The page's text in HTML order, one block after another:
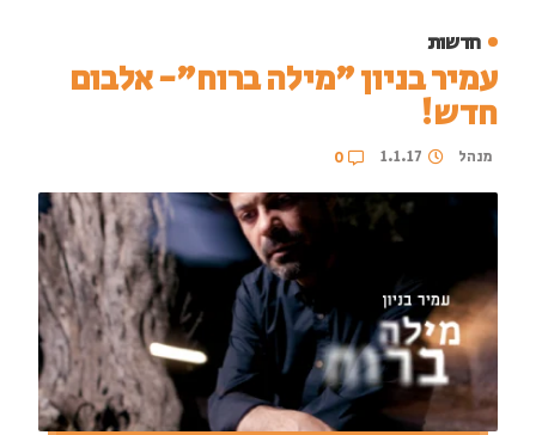
חדשות
עמיר בניון "מילה ברוח"- אלבום
חדש!
מנהל 1.1.17
0